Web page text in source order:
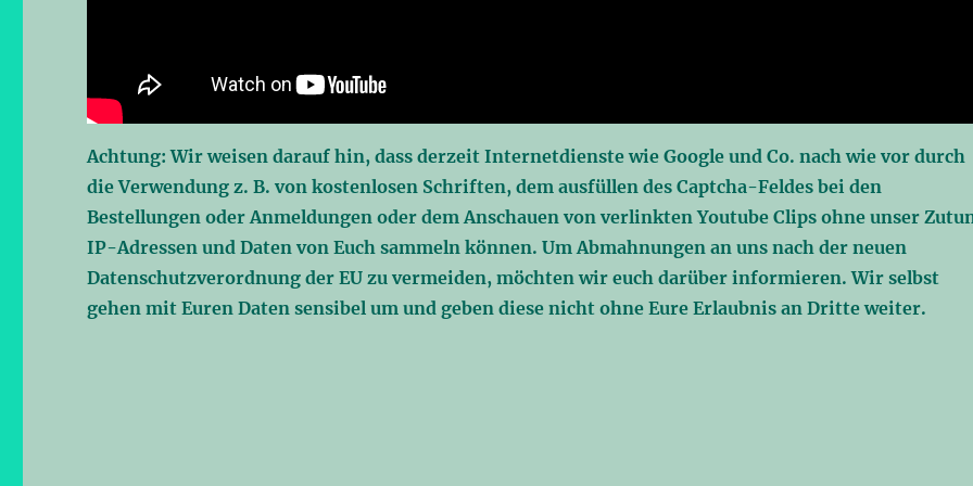
Achtung: Wir weisen darauf hin, dass derzeit Internetdienste wie Google und Co. nach wie vor durch
die Verwendung z. B. von kostenlosen Schriften, dem ausfüllen des Captcha-Feldes bei den
Bestellungen oder Anmeldungen oder dem Anschauen von verlinkten Youtube Clips ohne unser
IP-Adressen und Daten von Euch sammeln können. Um Abmahnungen an uns nach der neuen
Datenschutzverordnung der EU zu vermeiden, möchten wir euch darüber informieren. Wir selbst
gehen mit Euren Daten sensibel um und geben diese nicht ohne Eure Erlaubnis an Dritte weiter.